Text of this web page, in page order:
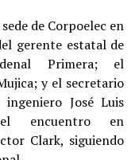
de Corpoelec en
gerente estatal de
Primera; el
y el secretario
José Luis
encuentro en
Clark, siguiendo